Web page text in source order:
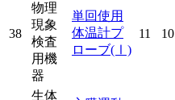
38
物理
現象
検査
用機
器
単回使用
体温計プ
ローブ(Ⅰ)
11 10
生体